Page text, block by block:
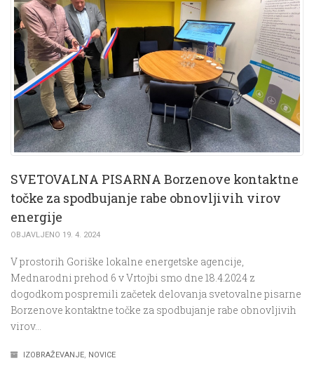
SVETOVALNA PISARNA Borzenove kontaktne
točke za spodbujanje rabe obnovljivih virov
energije
OBJAVLJENO 19. 4. 2024
V prostorih Goriške lokalne energetske agencije,
Mednarodni prehod 6 v Vrtojbi smo dne 18.4.2024 z
dogodkom pospremili začetek delovanja svetovalne pisarne
Borzenove kontaktne točke za spodbujanje rabe obnovljivih
virov…
IZOBRAŽEVANJE, NOVICE